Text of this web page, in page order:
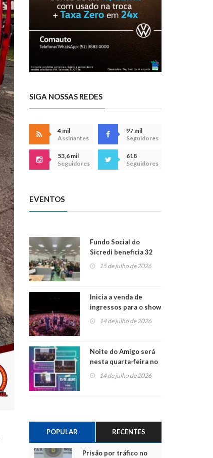
SIGA NOSSAS REDES
4 mil
Assinantes
97 mil
Seguidores
53,6 mil
Seguidores
618
Seguidores
EVENTOS
Fundo Social do
Sicredi beneficia 32
projetos em
15 de julho de 2026
Inicia a venda de
ingressos para o show
do Jota Quest nos 45
anos da Sicredi Ouro
14 de julho de 2026
Noite do Amigo será
nesta quarta-feira no
Centro de Cultura de
14 de julho de 2026
POPULAR RECENTES
Prisão por tráfico no